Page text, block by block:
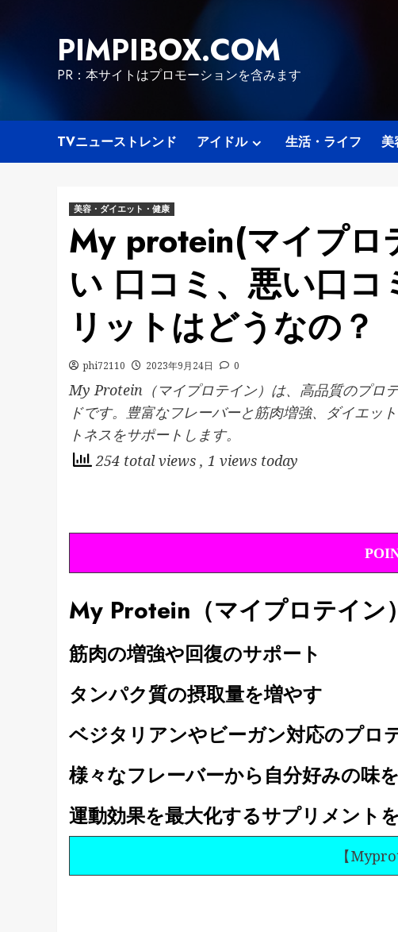
PIMPIBOX.COM
PR：本サイトはプロモーションを含みます
TVニューストレンド アイドル 生活・ライフ 美
美容・ダイエット・健康
My protein(マイプロ
い 口コミ、悪い口
リットはどうなの？
phi72110 2023年9月24日 0
My Protein（マイプロテイン）は、高品質のプロ
ドです。豊富なフレーバーと筋肉増強、ダイエッ
トネスをサポートします。
254 total views , 1 views today
My Protein（マイプロテイン
筋肉の増強や回復のサポート
タンパク質の摂取量を増やす
ベジタリアンやビーガン対応のプロ
様々なフレーバーから自分好みの味
運動効果を最大化するサプリメント
【